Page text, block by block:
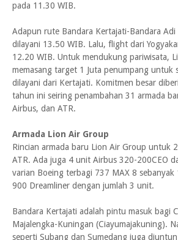
pada 11.30 WIB.
Adapun rute Bandara Kertajati-Bandara Adi
dilayani 13.50 WIB. Lalu, flight dari
12.20 WIB. Untuk mendukung pariwisata,
memasang target 1 Juta penumpang untuk
dilayani dari Kertajati. Komitmen besar
tahun ini seiring penambahan 31 armada
Airbus, dan ATR.
Armada Lion Air Group
Rincian armada baru Lion Air Group untuk
ATR. Ada juga 4 unit Airbus 320-200CEO
varian Boeing terbagi 737 MAX 8
900 Dreamliner dengan jumlah 3 unit.
Bandara Kertajati adalah pintu masuk bagi
Majalengka-Kuningan (Ciayumajakuning).
seperti Subang dan Sumedang juga